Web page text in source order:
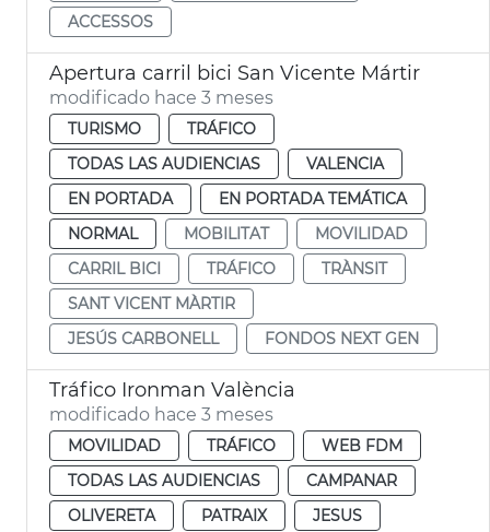
ACCESSOS
Apertura carril bici San Vicente Mártir
modificado hace 3 meses
TURISMO
TRÁFICO
TODAS LAS AUDIENCIAS
VALENCIA
EN PORTADA
EN PORTADA TEMÁTICA
NORMAL
MOBILITAT
MOVILIDAD
CARRIL BICI
TRÁFICO
TRÀNSIT
SANT VICENT MÀRTIR
JESÚS CARBONELL
FONDOS NEXT GEN
Tráfico Ironman València
modificado hace 3 meses
MOVILIDAD TRÁFICO
WEB FDM
TODAS LAS AUDIENCIAS
CAMPANAR
OLIVERETA
PATRAIX JESUS